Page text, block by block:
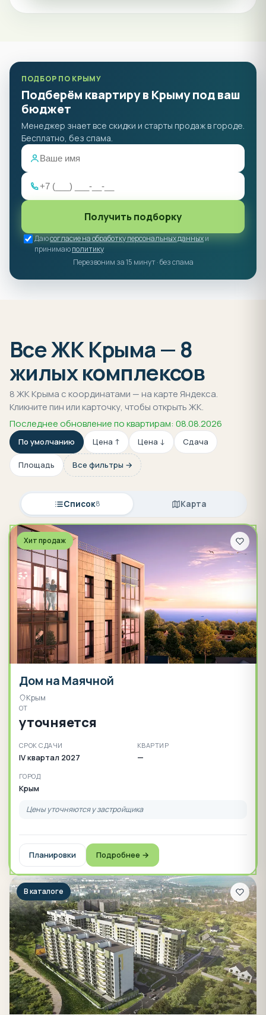
ПОДБОР ПО КРЫМУ
Подберём квартиру в Крыму под ваш
бюджет
Менеджер знает все скидки и старты продаж в городе.
Бесплатно, без спама.
Получить подборку
Даюсогласие на обработку персональных данныхи
принимаюполитику
Перезвоним за 15 минут · без спама
Все ЖК Крыма — 8
жилых комплексов
8 ЖК Крыма с координатами — на карте Яндекса.
Кликните пин или карточку, чтобы открыть ЖК.
Последнее обновление по квартирам: 08.08.2026
По умолчанию Цена ↑ Цена ↓ Сдача
Площадь Все фильтры →
Список8 Карта
Хит продаж
Дом на Маячной
Крым
ОТ
уточняется
СРОК СДАЧИ
IV квартал 2027
КВАРТИР
—
ГОРОД
Крым
Цены уточняются у застройщика
Планировки Подробнее →
В каталоге